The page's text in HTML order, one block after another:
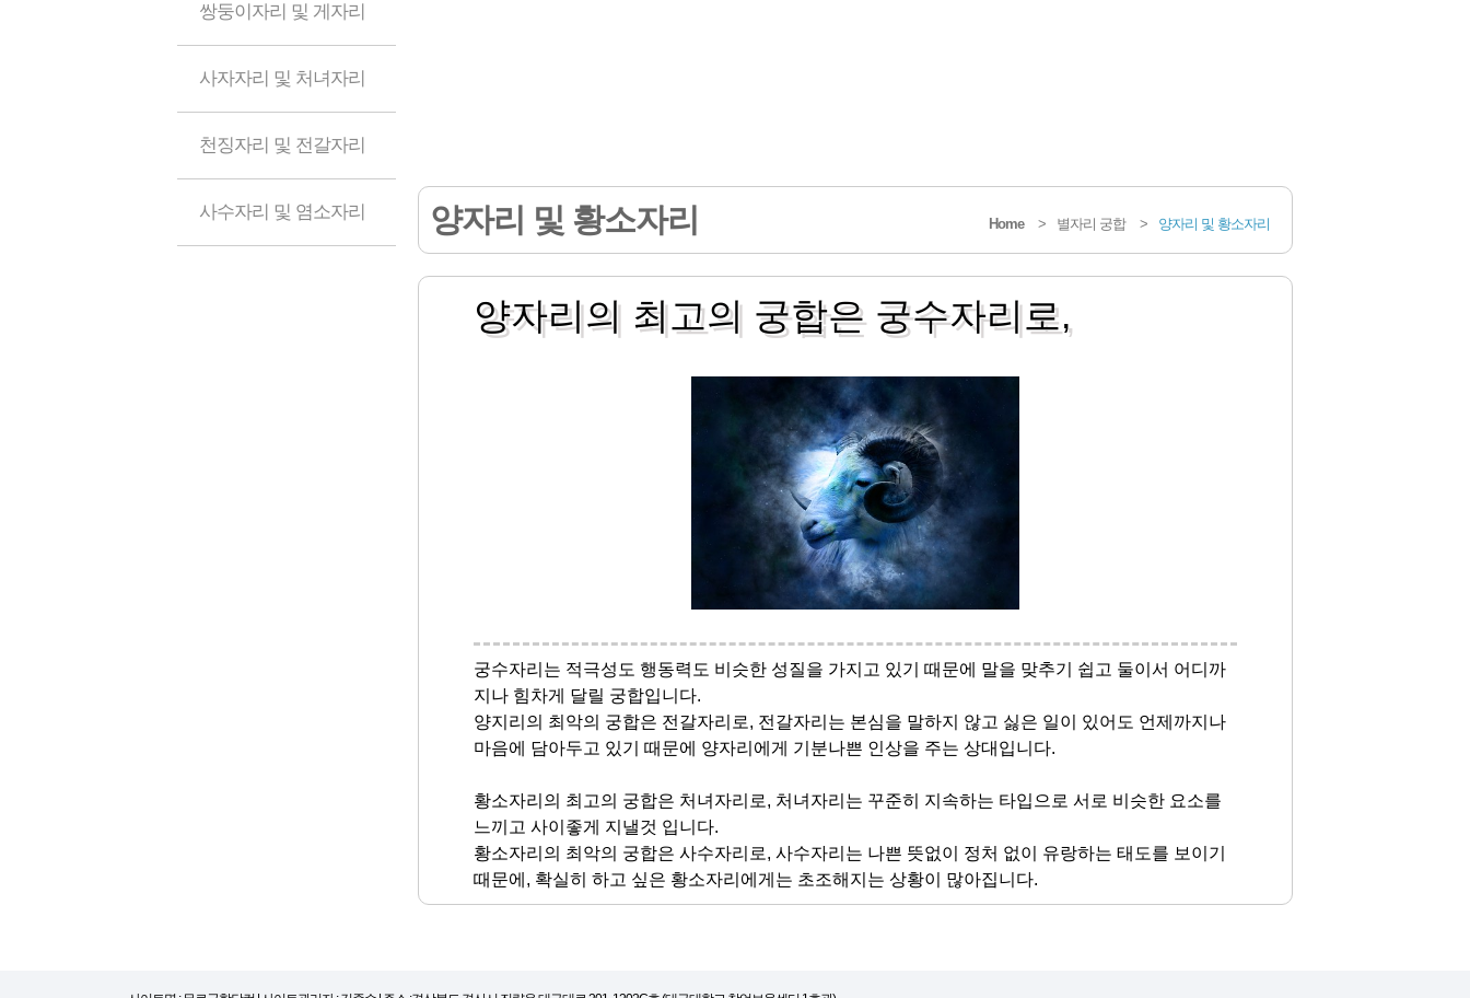
쌍둥이자리 및 게자리
사자자리 및 처녀자리
천징자리 및 전갈자리
사수자리 및 염소자리 양자리 및 황소자리 Home > 별자리 궁합 > 양자리 및 황소자리
양자리의 최고의 궁합은 궁수자리로,
궁수자리는 적극성도 행동력도 비슷한 성질을 가지고 있기 때문에 말을 맞추기 쉽고 둘이서 어디까
지나 힘차게 달릴 궁합입니다.
양지리의 최악의 궁합은 전갈자리로, 전갈자리는 본심을 말하지 않고 싫은 일이 있어도 언제까지나
마음에 담아두고 있기 때문에 양자리에게 기분나쁜 인상을 주는 상대입니다.
황소자리의 최고의 궁합은 처녀자리로, 처녀자리는 꾸준히 지속하는 타입으로 서로 비슷한 요소를
느끼고 사이좋게 지낼것 입니다.
황소자리의 최악의 궁합은 사수자리로, 사수자리는 나쁜 뜻없이 정처 없이 유랑하는 태도를 보이기
때문에, 확실히 하고 싶은 황소자리에게는 초조해지는 상황이 많아집니다.